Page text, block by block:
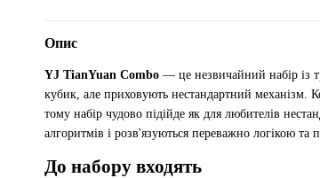
Опис
YJ TianYuan Combo — це незвичайний набір із
кубик, але приховують нестандартний механізм.
тому набір чудово підійде як для любителів
алгоритмів і розв'язуються переважно логікою
До набору входять